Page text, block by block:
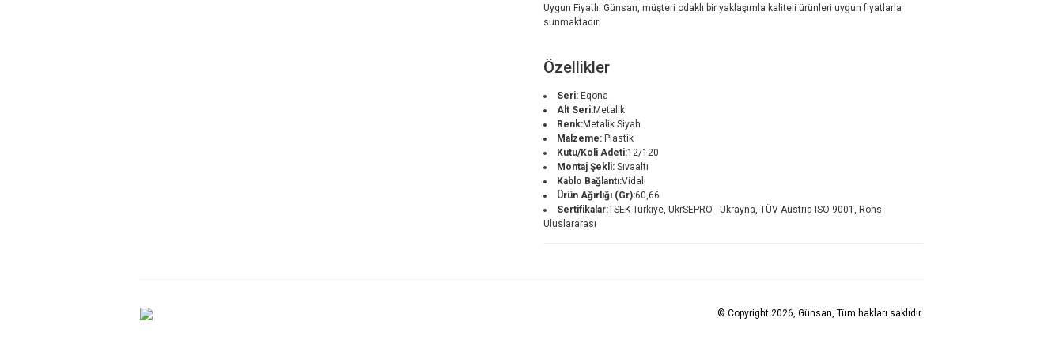
Uygun Fiyatlı: Günsan, müşteri odaklı bir yaklaşımla kaliteli ürünleri uygun fiyatlarla
sunmaktadır.
Özellikler
Seri: Eqona
Alt Seri:Metalik
Renk:Metalik Siyah
Malzeme: Plastik
Kutu/Koli Adeti:12/120
Montaj Şekli: Sıvaaltı
Kablo Bağlantı:Vidalı
Ürün Ağırlığı (Gr):60,66
Sertifikalar:TSEK-Türkiye, UkrSEPRO - Ukrayna, TÜV Austria-ISO 9001, Rohs-
Uluslararası
© Copyright 2026, Günsan, Tüm hakları saklıdır.